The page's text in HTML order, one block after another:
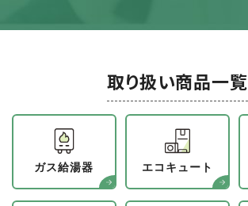
取り扱い商品一覧
ガス給湯器 エコキュート